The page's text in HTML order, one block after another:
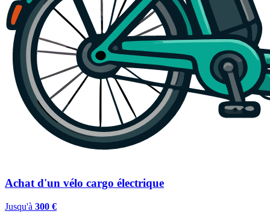
Achat d'un vélo cargo électrique
Jusqu'à 300 €